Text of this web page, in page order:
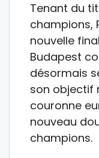
Tenant du
champions,
nouvelle
Budapest
désormais
son objectif
couronne
nouveau
champions.